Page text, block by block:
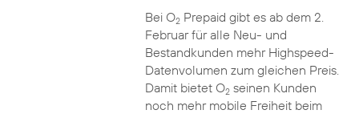
Bei O2Prepaid gibt es ab dem 2.
Februar für alle Neu- und
Bestandkunden mehr Highspeed-
Datenvolumen zum gleichen Preis.
Damit bietet O2seinen Kunden
noch mehr mobile Freiheit beim